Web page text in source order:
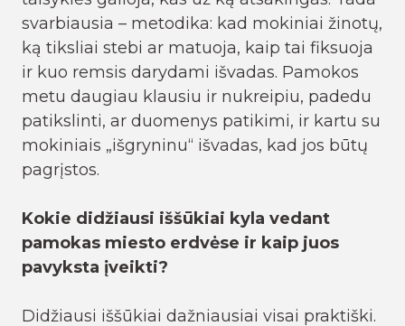
svarbiausia – metodika: kad mokiniai žinotų,
ką tiksliai stebi ar matuoja, kaip tai fiksuoja
ir kuo remsis darydami išvadas. Pamokos
metu daugiau klausiu ir nukreipiu, padedu
patikslinti, ar duomenys patikimi, ir kartu su
mokiniais „išgryninu“ išvadas, kad jos būtų
pagrįstos.
Kokie didžiausi iššūkiai kyla vedant
pamokas miesto erdvėse ir kaip juos
pavyksta įveikti?
Didžiausi iššūkiai dažniausiai visai praktiški.